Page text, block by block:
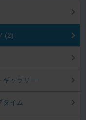
(2)
ギャラリー
タイム